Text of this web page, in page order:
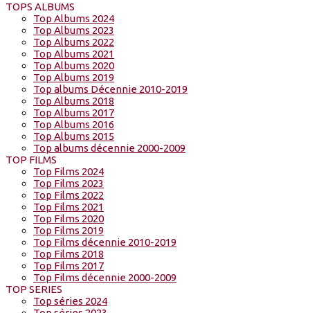
TOPS ALBUMS
Top Albums 2024
Top Albums 2023
Top Albums 2022
Top Albums 2021
Top Albums 2020
Top Albums 2019
Top albums Décennie 2010-2019
Top Albums 2018
Top Albums 2017
Top Albums 2016
Top Albums 2015
Top albums décennie 2000-2009
TOP FILMS
Top Films 2024
Top Films 2023
Top Films 2022
Top Films 2021
Top Films 2020
Top Films 2019
Top Films décennie 2010-2019
Top Films 2018
Top Films 2017
Top Films décennie 2000-2009
TOP SERIES
Top séries 2024